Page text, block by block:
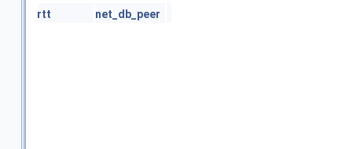
rtt
net_db_peer